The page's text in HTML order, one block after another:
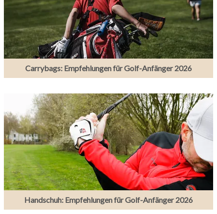
Carrybags: Empfehlungen für Golf-Anfänger 2026
Handschuh: Empfehlungen für Golf-Anfänger 2026